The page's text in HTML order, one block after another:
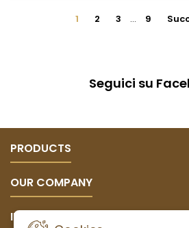
1 2 3 … 9
Seguici su
PRODUCTS
OUR COMPANY
IL TUO ACCOUNT